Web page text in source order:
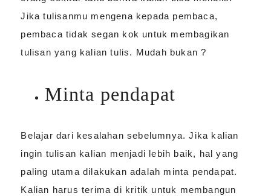
Jika tulisanmu mengena kepada pembaca,
pembaca tidak segan kok untuk membagikan
tulisan yang kalian tulis. Mudah bukan ?
Minta pendapat
Belajar dari kesalahan sebelumnya. Jika kalian
ingin tulisan kalian menjadi lebih baik, hal yang
paling utama dilakukan adalah minta pendapat.
Kalian harus terima di kritik untuk membangun